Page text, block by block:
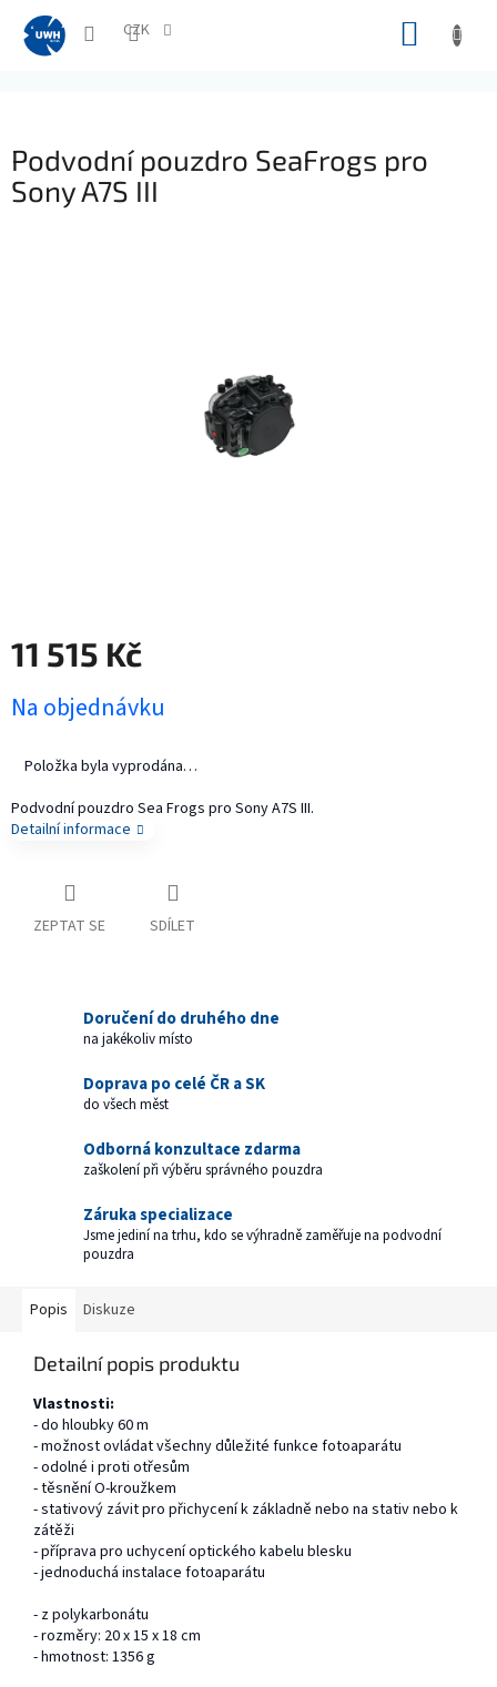
obsah
CZK
Podvodní pouzdro SeaFrogs pro
Sony A7S III
11 515 Kč
cena:
Na objednávku
Položka byla vyprodána…
Podvodní pouzdro Sea Frogs pro Sony A7S III.
Detailní informace
ZEPTAT SE SDÍLET
Doručení do druhého dne
na jakékoliv místo
Doprava po celé ČR a SK
do všech měst
Odborná konzultace zdarma
zaškolení při výběru správného pouzdra
Záruka specializace
Jsme jediní na trhu, kdo se výhradně zaměřuje na podvodní
pouzdra
Popis Diskuze
Detailní popis produktu
Vlastnosti:
- do hloubky 60 m
- možnost ovládat všechny důležité funkce fotoaparátu
- odolné i proti otřesům
- těsnění O-kroužkem
- stativový závit pro přichycení k základně nebo na stativ nebo k
zátěži
- příprava pro uchycení optického kabelu blesku
- jednoduchá instalace fotoaparátu
- z polykarbonátu
- rozměry: 20 x 15 x 18 cm
- hmotnost: 1356 g